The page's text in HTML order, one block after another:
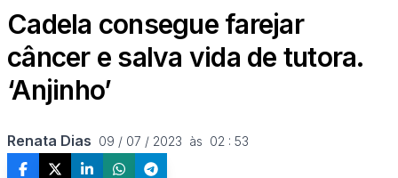
Cadela consegue farejar
câncer e salva vida de tutora.
‘Anjinho’
Renata Dias 09 / 07 / 2023  às  02 : 53